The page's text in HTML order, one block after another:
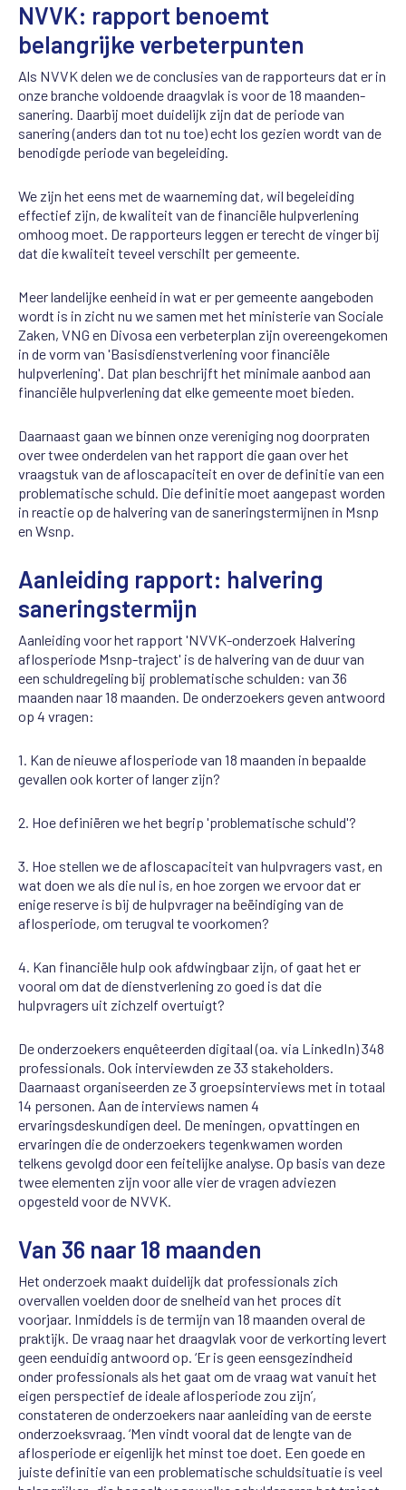
NVVK: rapport benoemt
belangrijke verbeterpunten
Als NVVK delen we de conclusies van de rapporteurs dat er in
onze branche voldoende draagvlak is voor de 18 maanden-
sanering. Daarbij moet duidelijk zijn dat de periode van
sanering (anders dan tot nu toe) echt los gezien wordt van de
benodigde periode van begeleiding.
We zijn het eens met de waarneming dat, wil begeleiding
effectief zijn, de kwaliteit van de financiële hulpverlening
omhoog moet. De rapporteurs leggen er terecht de vinger bij
dat die kwaliteit teveel verschilt per gemeente.
Meer landelijke eenheid in wat er per gemeente aangeboden
wordt is in zicht nu we samen met het ministerie van Sociale
Zaken, VNG en Divosa een verbeterplan zijn overeengekomen
in de vorm van 'Basisdienstverlening voor financiële
hulpverlening'. Dat plan beschrijft het minimale aanbod aan
financiële hulpverlening dat elke gemeente moet bieden.
Daarnaast gaan we binnen onze vereniging nog doorpraten
over twee onderdelen van het rapport die gaan over het
vraagstuk van de afloscapaciteit en over de definitie van een
problematische schuld. Die definitie moet aangepast worden
in reactie op de halvering van de saneringstermijnen in Msnp
en Wsnp.
Aanleiding rapport: halvering
saneringstermijn
Aanleiding voor het rapport 'NVVK-onderzoek Halvering
aflosperiode Msnp-traject' is de halvering van de duur van
een schuldregeling bij problematische schulden: van 36
maanden naar 18 maanden. De onderzoekers geven antwoord
op 4 vragen:
1. Kan de nieuwe aflosperiode van 18 maanden in bepaalde
gevallen ook korter of langer zijn?
2. Hoe definiëren we het begrip 'problematische schuld'?
3. Hoe stellen we de afloscapaciteit van hulpvragers vast, en
wat doen we als die nul is, en hoe zorgen we ervoor dat er
enige reserve is bij de hulpvrager na beëindiging van de
aflosperiode, om terugval te voorkomen?
4. Kan financiële hulp ook afdwingbaar zijn, of gaat het er
vooral om dat de dienstverlening zo goed is dat die
hulpvragers uit zichzelf overtuigt?
De onderzoekers enquêteerden digitaal (oa. via LinkedIn) 348
professionals. Ook interviewden ze 33 stakeholders.
Daarnaast organiseerden ze 3 groepsinterviews met in totaal
14 personen. Aan de interviews namen 4
ervaringsdeskundigen deel. De meningen, opvattingen en
ervaringen die de onderzoekers tegenkwamen worden
telkens gevolgd door een feitelijke analyse. Op basis van deze
twee elementen zijn voor alle vier de vragen adviezen
opgesteld voor de NVVK.
Van 36 naar 18 maanden
Het onderzoek maakt duidelijk dat professionals zich
overvallen voelden door de snelheid van het proces dit
voorjaar. Inmiddels is de termijn van 18 maanden overal de
praktijk. De vraag naar het draagvlak voor de verkorting levert
geen eenduidig antwoord op. ‘Er is geen eensgezindheid
onder professionals als het gaat om de vraag wat vanuit het
eigen perspectief de ideale aflosperiode zou zijn’,
constateren de onderzoekers naar aanleiding van de eerste
onderzoeksvraag. ‘Men vindt vooral dat de lengte van de
aflosperiode er eigenlijk het minst toe doet. Een goede en
juiste definitie van een problematische schuldsituatie is veel